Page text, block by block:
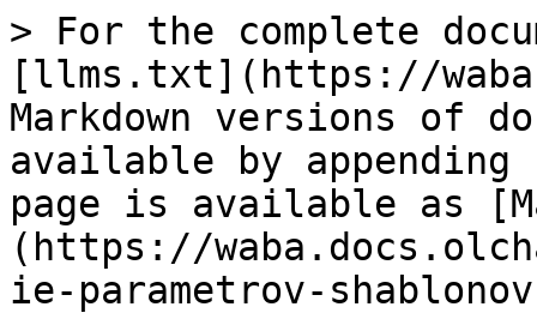
> For the complete
[llms.txt](https://
Markdown versions of
available by
page is available as
(https://
ie-parametrov-